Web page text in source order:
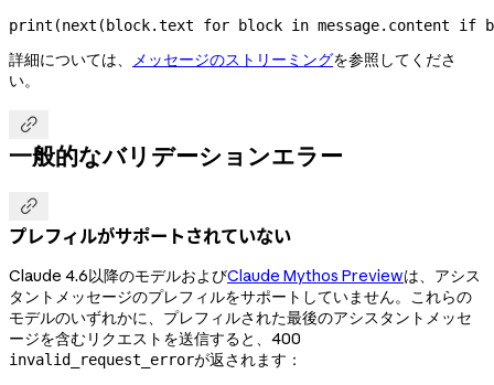
print (next (block.text for block in message.content if
詳細については、 メッセージのストリーミングを参照してくださ
い。

一般的なバリデーションエラー

プレフィルがサポートされていない
Claude 4.6以降のモデルおよびClaude Mythos Previewは、アシス
タントメッセージのプレフィルをサポートしていません。これらの
モデルのいずれかに、プレフィルされた最後のアシスタントメッセ
ージを含むリクエストを送信すると、400
invalid_request_errorが返されます：